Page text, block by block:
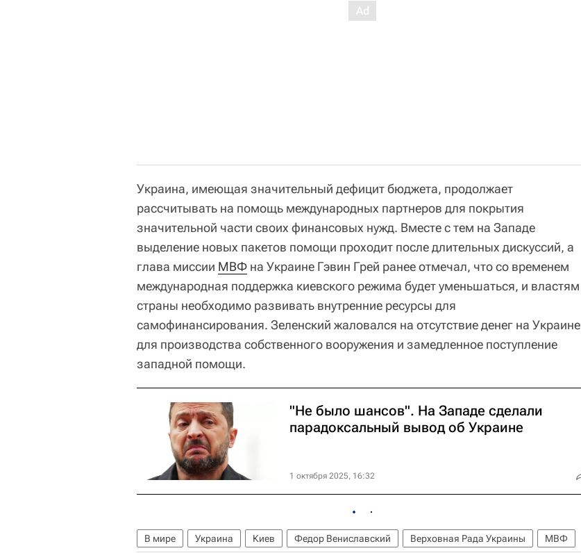
Украина, имеющая значительный дефицит бюджета, продолжает
рассчитывать на помощь международных партнеров для покрытия
значительной части своих финансовых нужд. Вместе с тем на Западе
выделение новых пакетов помощи проходит после длительных дискуссий, а
глава миссии МВФ на Украине Гэвин Грей ранее отмечал, что со временем
международная поддержка киевского режима будет уменьшаться, и властям
страны необходимо развивать внутренние ресурсы для
самофинансирования. Зеленский жаловался на отсутствие денег на Украине
для производства собственного вооружения и замедленное поступление
западной помощи.
"Не было шансов". На Западе сделали
парадоксальный вывод об Украине
1 октября 2025, 16:32
В мире Украина Киев Федор Вениславский Верховная Рада Украины МВФ